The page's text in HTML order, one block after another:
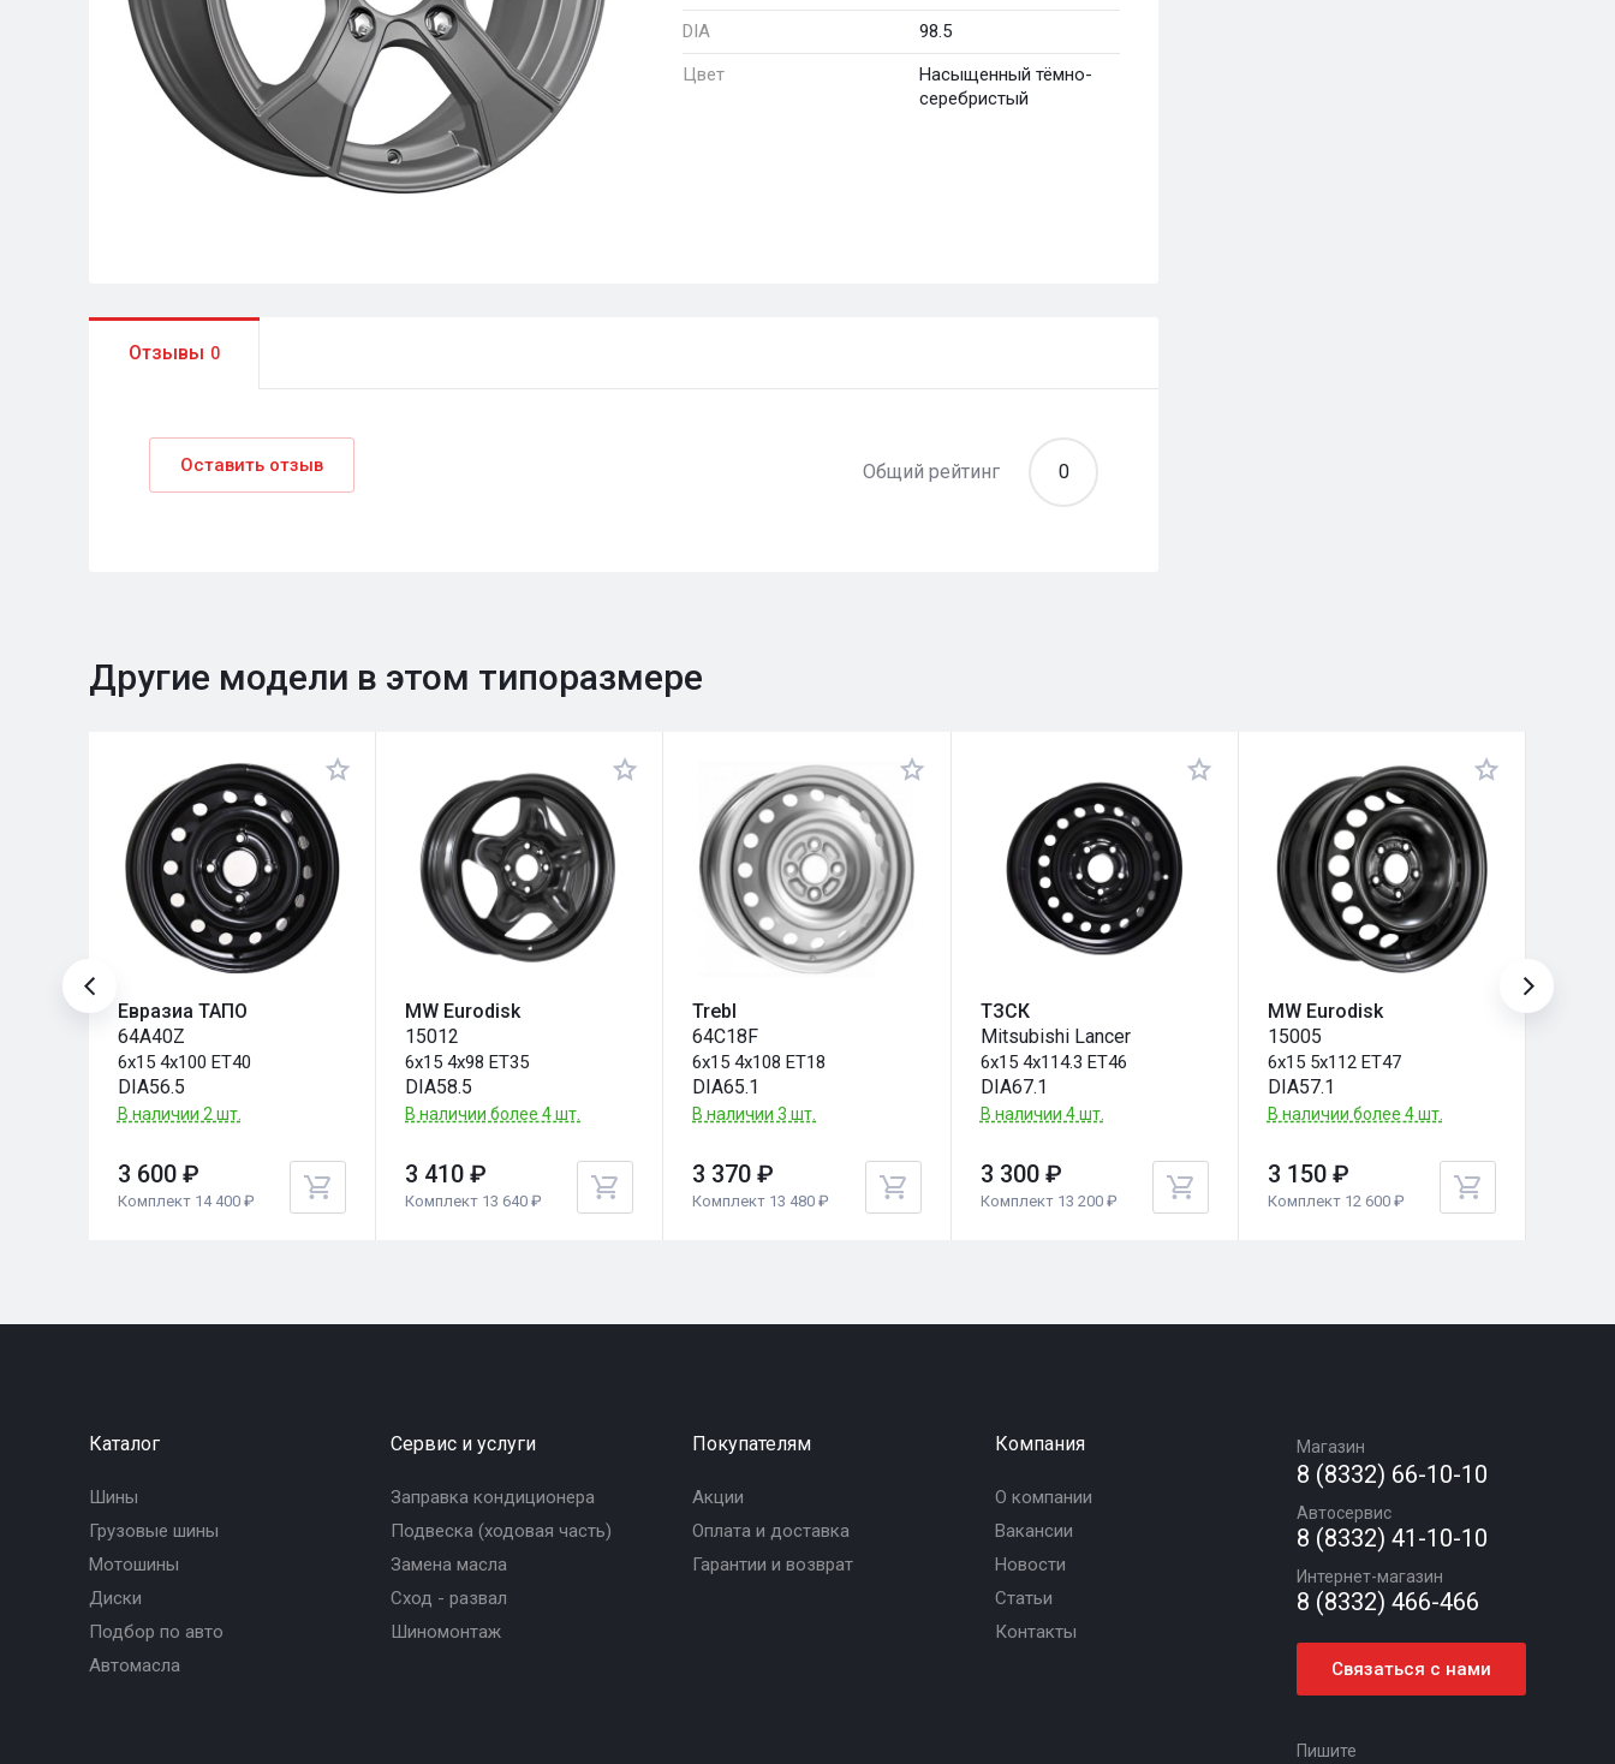
DIA
98.5
Цвет
Насыщенный тёмно-
серебристый
Отзывы 0
Оставить отзыв Общий рейтинг 0
Другие модели в этом типоразмере
Евразиа ТАПО
64A40Z
6x15 4x100 ET40
DIA56.5
В наличии 2 шт.
3 600 ₽
Комплект 14 400 ₽
MW Eurodisk
15012
6x15 4x98 ET35
DIA58.5
В наличии более 4 шт.
3 410 ₽
Комплект 13 640 ₽
Trebl
64C18F
6x15 4x108 ET18
DIA65.1
В наличии 3 шт.
3 370 ₽
Комплект 13 480 ₽
ТЗСК
Mitsubishi Lancer
6x15 4x114.3 ET46
DIA67.1
В наличии 4 шт.
3 300 ₽
Комплект 13 200 ₽
MW Eurodisk
15005
6x15 5x112 ET47
DIA57.1
В наличии более 4 шт.
3 150 ₽
Комплект 12 600 ₽
Каталог
Шины
Грузовые шины
Мотошины
Диски
Подбор по авто
Автомасла
Сервис и услуги
Заправка кондиционера
Подвеска (ходовая часть)
Замена масла
Сход - развал
Шиномонтаж
Покупателям
Акции
Оплата и доставка
Гарантии и возврат
Компания
О компании
Вакансии
Новости
Статьи
Контакты
Магазин
8 (8332) 66-10-10
Автосервис
8 (8332) 41-10-10
Интернет-магазин
8 (8332) 466-466
Связаться с нами
Пишите